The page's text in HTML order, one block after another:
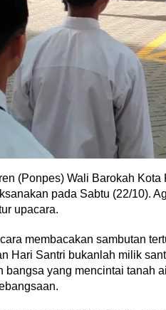
(Ponpes) Wali Barokah
pada Sabtu (22/10).
upacara.
membacakan sambutan
Hari Santri bukanlah milik
bangsa yang mencintai tanah